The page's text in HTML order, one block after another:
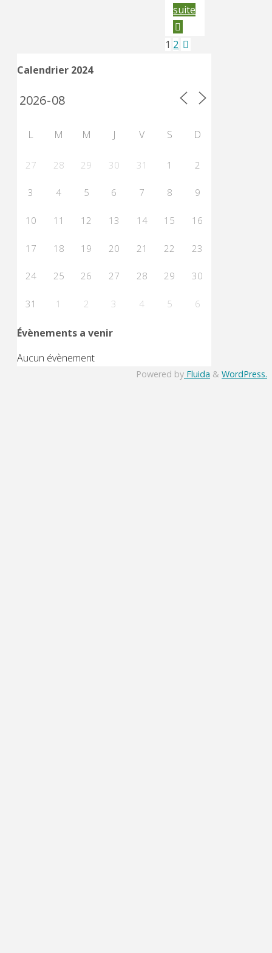
suite
Pagination
des
publications
1 2
Calendrier 2024
L M M J V S D
27 28 29 30 31 1 2
3 4 5 6 7 8 9
10 11 12 13 14 15 16
17 18 19 20 21 22 23
24 25 26 27 28 29 30
31 1 2 3 4 5 6
Évènements a venir
Aucun évènement
Powered by Fluida & WordPress.